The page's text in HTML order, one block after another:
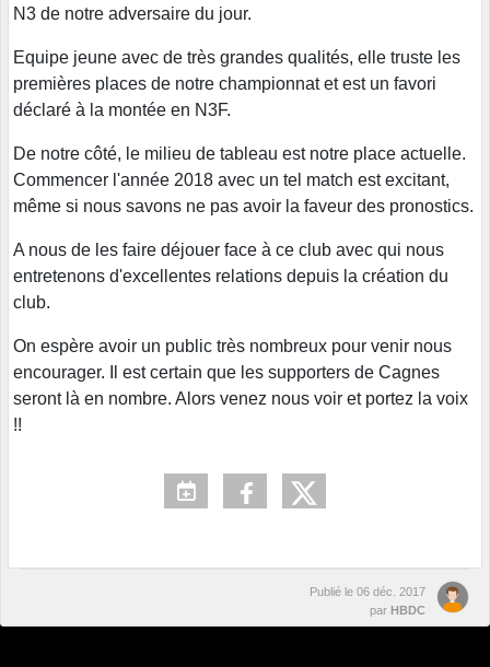
N3 de notre adversaire du jour.
Equipe jeune avec de très grandes qualités, elle truste les
premières places de notre championnat et est un favori
déclaré à la montée en N3F.
De notre côté, le milieu de tableau est notre place actuelle.
Commencer l'année 2018 avec un tel match est excitant,
même si nous savons ne pas avoir la faveur des pronostics.
A nous de les faire déjouer face à ce club avec qui nous
entretenons d'excellentes relations depuis la création du
club.
On espère avoir un public très nombreux pour venir nous
encourager. Il est certain que les supporters de Cagnes
seront là en nombre. Alors venez nous voir et portez la voix
!!
Publié le 06 déc. 2017
par HBDC